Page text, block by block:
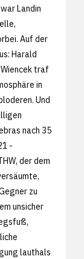
Landin
Auf der
Harald
traf
in
Und
nach 35
-
der dem
zu
unsicher
lauthals